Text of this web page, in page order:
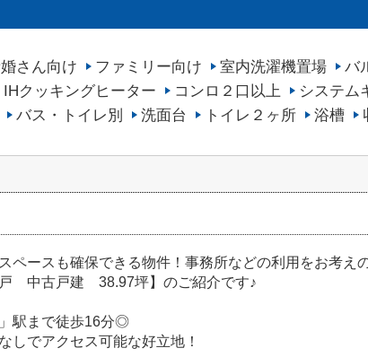
さん向け ファミリー向け 室内洗濯機置場
バ
IHクッキングヒーター コンロ２口以上
システム
バス・トイレ別 洗面台 トイレ２ヶ所 浴槽
ペースも確保できる物件！事務所などの利用をお考え
中古戸建 38.97坪】のご紹介です♪
駅まで徒歩16分◎
しでアクセス可能な好立地！